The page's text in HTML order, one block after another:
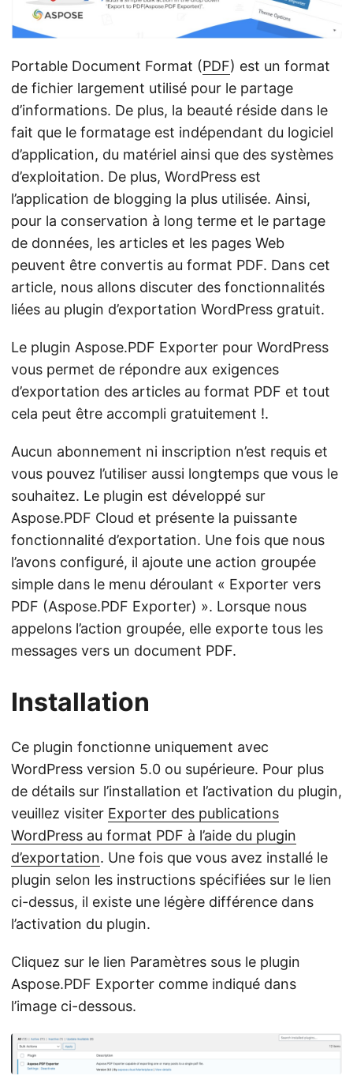
Portable Document Format (PDF) est un format
de fichier largement utilisé pour le partage
d’informations. De plus, la beauté réside dans le
fait que le formatage est indépendant du logiciel
d’application, du matériel ainsi que des systèmes
d’exploitation. De plus, WordPress est
l’application de blogging la plus utilisée. Ainsi,
pour la conservation à long terme et le partage
de données, les articles et les pages Web
peuvent être convertis au format PDF. Dans cet
article, nous allons discuter des fonctionnalités
liées au plugin d’exportation WordPress gratuit.
Le plugin Aspose.PDF Exporter pour WordPress
vous permet de répondre aux exigences
d’exportation des articles au format PDF et tout
cela peut être accompli gratuitement !.
Aucun abonnement ni inscription n’est requis et
vous pouvez l’utiliser aussi longtemps que vous le
souhaitez. Le plugin est développé sur
Aspose.PDF Cloud et présente la puissante
fonctionnalité d’exportation. Une fois que nous
l’avons configuré, il ajoute une action groupée
simple dans le menu déroulant « Exporter vers
PDF (Aspose.PDF Exporter) ». Lorsque nous
appelons l’action groupée, elle exporte tous les
messages vers un document PDF.
Installation
Ce plugin fonctionne uniquement avec
WordPress version 5.0 ou supérieure. Pour plus
de détails sur l’installation et l’activation du plugin,
veuillez visiter Exporter des publications
WordPress au format PDF à l’aide du plugin
d’exportation. Une fois que vous avez installé le
plugin selon les instructions spécifiées sur le lien
ci-dessus, il existe une légère différence dans
l’activation du plugin.
Cliquez sur le lien Paramètres sous le plugin
Aspose.PDF Exporter comme indiqué dans
l’image ci-dessous.